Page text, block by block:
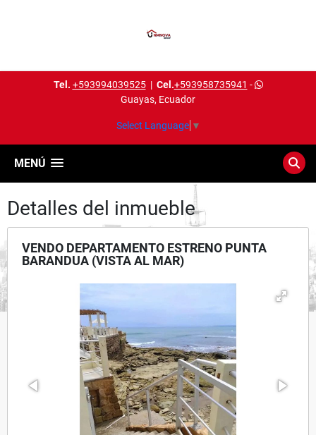
Tel. +593994039525| Cel.+593958735941 -
Guayas, Ecuador
Select Language ▼
MENÚ
Detalles del inmueble
VENDO DEPARTAMENTO ESTRENO PUNTA
BARANDUA (VISTA AL MAR)